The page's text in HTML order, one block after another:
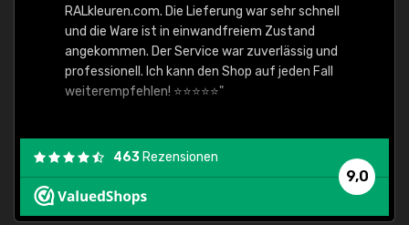
RALkleuren.com. Die Lieferung war sehr schnell
und die Ware ist in einwandfreiem Zustand
angekommen. Der Service war zuverlässig und
professionell. Ich kann den Shop auf jeden Fall
weiterempfehlen! ⭐⭐⭐⭐⭐"
9,0
463 Rezensionen